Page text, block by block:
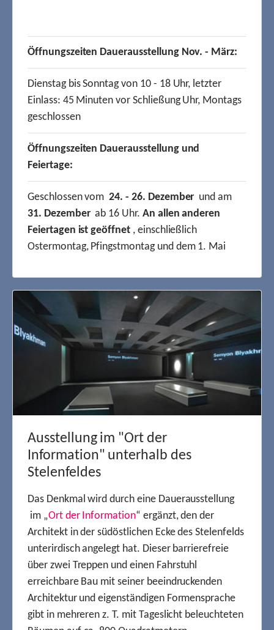
Ausstellung im "Ort der
Information" unterhalb des
Stelenfeldes
Das Denkmal wird durch eine Dauerausstellung
im „Ort der Information“ ergänzt, den der
Architekt in der südöstlichen Ecke des Stelenfelds
unterirdisch angelegt hat. Dieser barrierefreie
über zwei Treppen und einen Fahrstuhl
erreichbare Bau mit seiner beeindruckenden
Architektur und eigenständigen Formensprache
gibt in mehreren z. T. mit Tageslicht beleuchteten
Öffnungszeiten Dauerausstellung Nov. - März:
Dienstag bis Sonntag von 10 - 18 Uhr, letzter
Einlass: 45 Minuten vor Schließung Uhr, Montags
geschlossen
Öffnungszeiten Dauerausstellung und
Feiertage:
Geschlossen vom24. - 26. Dezember und am
31. Dezemberab 16 Uhr. An allen anderen
Feiertagen ist geöffnet, einschließlich
Ostermontag, Pfingstmontag und dem 1. Mai